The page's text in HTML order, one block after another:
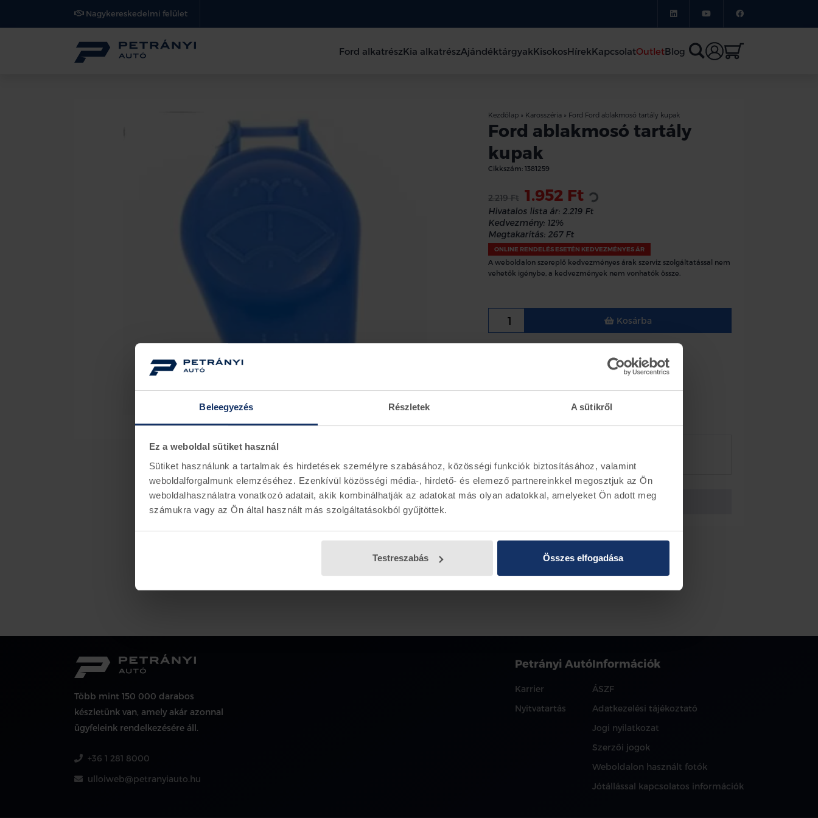
Beleegyezés Részletek A sütikről
Ez a weboldal sütiket használ
Sütiket használunk a tartalmak és hirdetések személyre szabásához, közösségi funkciók biztosításához, valamint
weboldalforgalmunk elemzéséhez. Ezenkívül közösségi média-, hirdető- és elemező partnereinkkel megosztjuk az Ön
weboldalhasználatra vonatkozó adatait, akik kombinálhatják az adatokat más olyan adatokkal, amelyeket Ön adott meg
számukra vagy az Ön által használt más szolgáltatásokból gyűjtöttek.
Testreszabás Összes elfogadása
Nagykereskedelmi felület
Ford alkatrészKia alkatrészAjándéktárgyakKisokosHírekKapcsolatOutletBlog
Kezdőlap » Karosszéria » Ford Ford ablakmosó tartály kupak
Ford ablakmosó tartály
kupak
Cikkszám: 1381259
2.219 Ft 1.952 Ft Loading...
Hivatalos lista ár: 2.219 Ft
Kedvezmény: 12%
Megtakarítás: 267 Ft
ONLINE RENDELÉS ESETÉN KEDVEZMÉNYES ÁR
A weboldalon szereplő kedvezményes árak szerviz szolgáltatással nem
vehetők igénybe, a kedvezmények nem vonhatók össze.
Kosárba
Ford ablakmosó tartály kupak
Ford S-max / Galaxy 2006-2015
Ford Mondeo 2007-2014
Vissza az előző oldalra
Több mint 150 000 darabos
készletünk van, amely akár azonnal
ügyfeleink rendelkezésére áll.
+36 1 281 8000
ulloiweb@petranyiauto.hu
Petrányi Autó
Karrier
Nyitvatartás
Információk
ÁSZF
Adatkezelési tájékoztató
Jogi nyilatkozat
Szerzői jogok
Weboldalon használt fotók
Jótállással kapcsolatos információk